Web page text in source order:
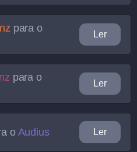
para o
Ler
para o
Ler
o Audius Ler